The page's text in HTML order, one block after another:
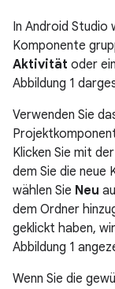
In Android Studio
Komponente
Aktivität oder
Abbildung 1
Verwenden Sie
Klicken Sie mit
dem Sie die neue
wählen Sie Neu
dem Ordner
geklickt haben,
Abbildung 1
Wenn Sie die